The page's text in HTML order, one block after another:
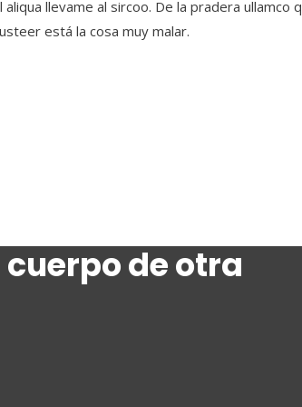
llevame al sircoo. De la pradera ullamco
está la cosa muy malar.
de otra